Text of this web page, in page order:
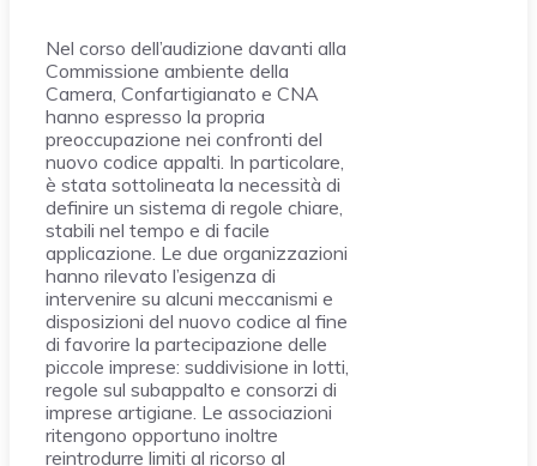
Nel corso dell’audizione davanti alla
Commissione ambiente della
Camera, Confartigianato e CNA
hanno espresso la propria
preoccupazione nei confronti del
nuovo codice appalti. In particolare,
è stata sottolineata la necessità di
definire un sistema di regole chiare,
stabili nel tempo e di facile
applicazione. Le due organizzazioni
hanno rilevato l’esigenza di
intervenire su alcuni meccanismi e
disposizioni del nuovo codice al fine
di favorire la partecipazione delle
piccole imprese: suddivisione in lotti,
regole sul subappalto e consorzi di
imprese artigiane. Le associazioni
ritengono opportuno inoltre
reintrodurre limiti al ricorso al